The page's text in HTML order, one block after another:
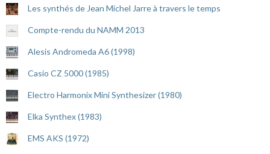
Les synthés de Jean Michel Jarre à travers le temps
Compte-rendu du NAMM 2013
Alesis Andromeda A6 (1998)
Casio CZ 5000 (1985)
Electro Harmonix Mini Synthesizer (1980)
Elka Synthex (1983)
EMS AKS (1972)